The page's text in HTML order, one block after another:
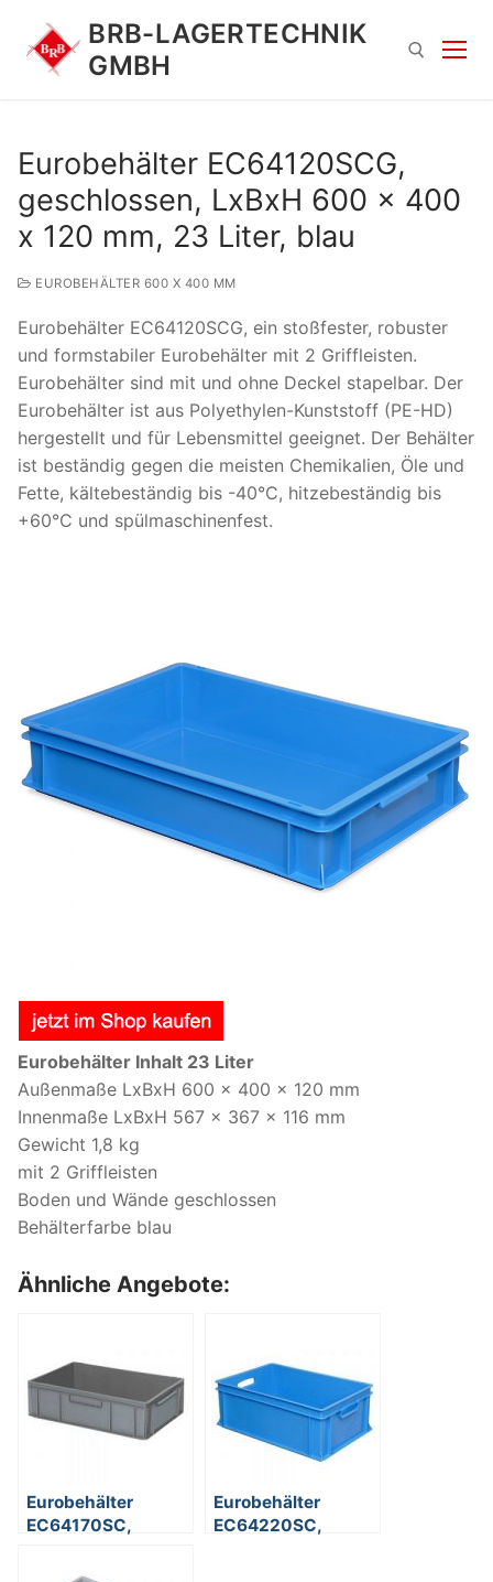
Inhalt
springen
BRB-LAGERTECHNIK
GMBH
Suchen
nach:
Eurobehälter EC64120SCG,
geschlossen, LxBxH 600 x 400
x 120 mm, 23 Liter, blau
EUROBEHÄLTER 600 X 400 MM
Eurobehälter EC64120SCG, ein stoßfester, robuster
und formstabiler Eurobehälter mit 2 Griffleisten.
Eurobehälter sind mit und ohne Deckel stapelbar. Der
Eurobehälter ist aus Polyethylen-Kunststoff (PE-HD)
hergestellt und für Lebensmittel geeignet. Der Behälter
ist beständig gegen die meisten Chemikalien, Öle und
Fette, kältebeständig bis -40°C, hitzebeständig bis
+60°C und spülmaschinenfest.
Eurobehälter Inhalt 23 Liter
Außenmaße LxBxH 600 x 400 x 120 mm
Innenmaße LxBxH 567 x 367 x 116 mm
Gewicht 1,8 kg
mit 2 Griffleisten
Boden und Wände geschlossen
Behälterfarbe blau
Ähnliche Angebote:
Eurobehälter
EC64170SC,
Eurobehälter
EC64220SC,